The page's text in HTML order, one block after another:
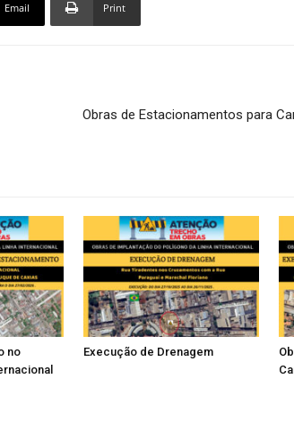
Email Print
Obras de Estacionamentos para
no
Execução de Drenagem